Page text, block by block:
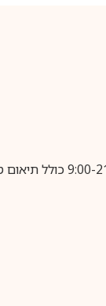
בביצוע הזמנה עד השעה 10:00 בימים א-ה, קבלת